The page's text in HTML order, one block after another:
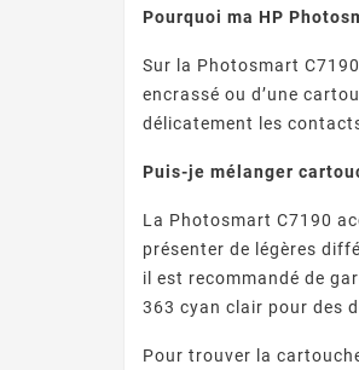
Pourquoi ma HP
Sur la Photosmart
encrassé ou d’une
délicatement les
Puis-je mélanger
La Photosmart C7190
présenter de légères
il est recommandé de
363 cyan clair pour des
Pour trouver la